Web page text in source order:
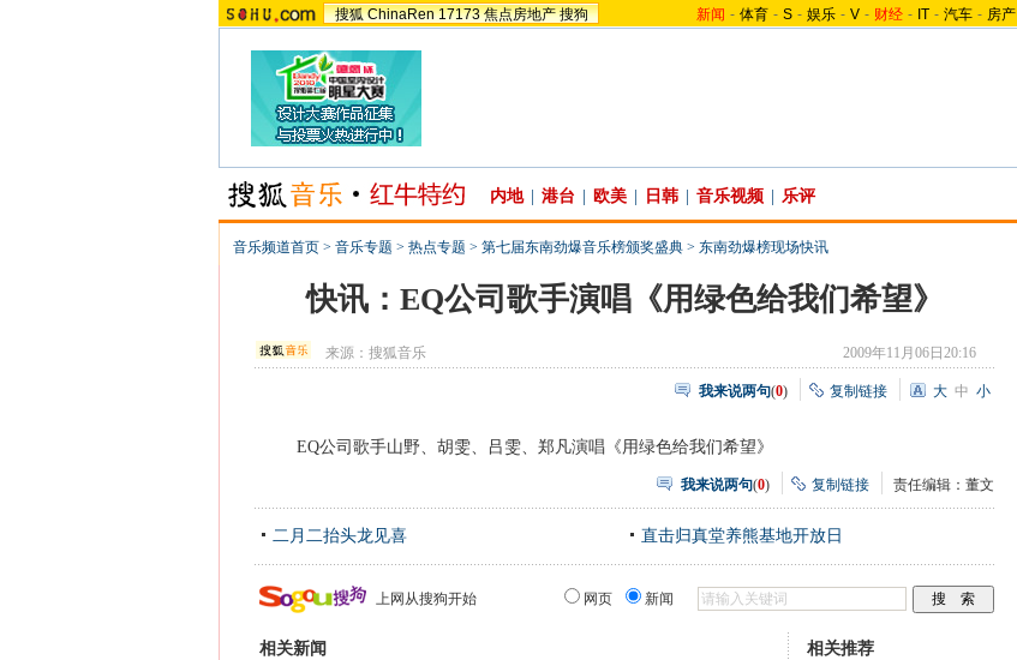
搜狐 ChinaRen 17173 焦点房地产 搜狗 新闻 - 体育 - S - 娱乐 - V - 财经 - IT - 汽车 - 房产
内地 港台 欧美 日韩 音乐视频 乐评
音乐频道首页 > 音乐专题 > 热点专题 > 第七届东南劲爆音乐榜颁奖盛典 > 东南劲爆榜现场快讯
快讯：EQ公司歌手演唱《用绿色给我们希望》
来源：搜狐音乐 2009年11月06日20:16
我来说两句(0) 复制链接 大 中 小
EQ公司歌手山野、胡雯、吕雯、郑凡演唱《用绿色给我们希望》
我来说两句(0) 复制链接 责任编辑：董文
二月二抬头龙见喜 直击归真堂养熊基地开放日
上网从搜狗开始 网页 新闻
相关新闻
相关推荐